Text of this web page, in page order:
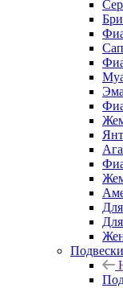
Подвески